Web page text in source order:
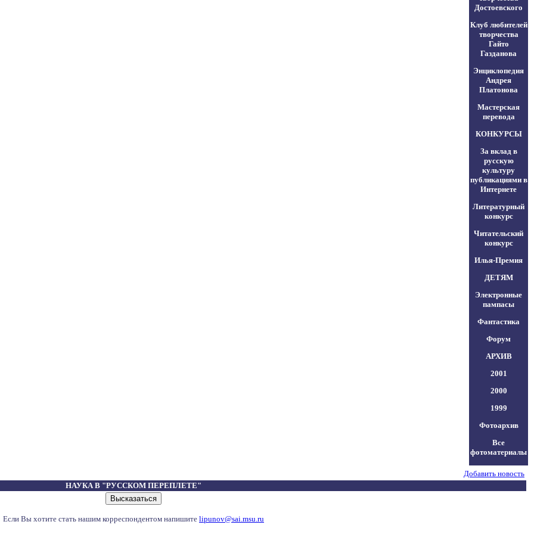
Достоевского
Клуб любителей
творчества
Гайто
Газданова
Энциклопедия
Андрея
Платонова
Мастерская
перевода
КОНКУРСЫ
За вклад в
русскую
культуру
публикациями в
Интернете
Литературный
конкурс
Читательский
конкурс
Илья-Премия
ДЕТЯМ
Электронные
пампасы
Фантастика
Форум
АРХИВ
2001
2000
1999
Фотоархив
Все
фотоматериалы
Добавить новость
НАУКА В "РУССКОМ ПЕРЕПЛЕТЕ"
Если Вы хотите стать нашим корреспондентом напишите lipunov@sai.msu.ru